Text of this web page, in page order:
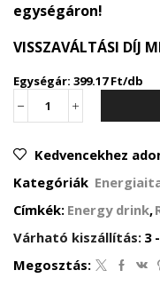
egységáron!
VISSZAVÁLTÁSI DÍJ
Egységár: 399.17 Ft/db
Red
12db-
os
csomag
mennyiség
Kedvencekhez
Kategóriák
Címkék: Energy drink,
Várható kiszállítás: 3
Megosztás: